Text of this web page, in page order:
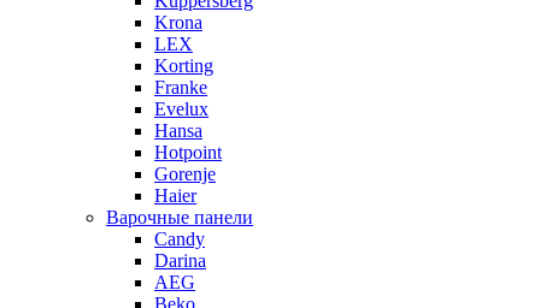
Krona
LEX
Korting
Franke
Evelux
Hansa
Hotpoint
Gorenje
Haier
Варочные панели
Candy
Darina
AEG